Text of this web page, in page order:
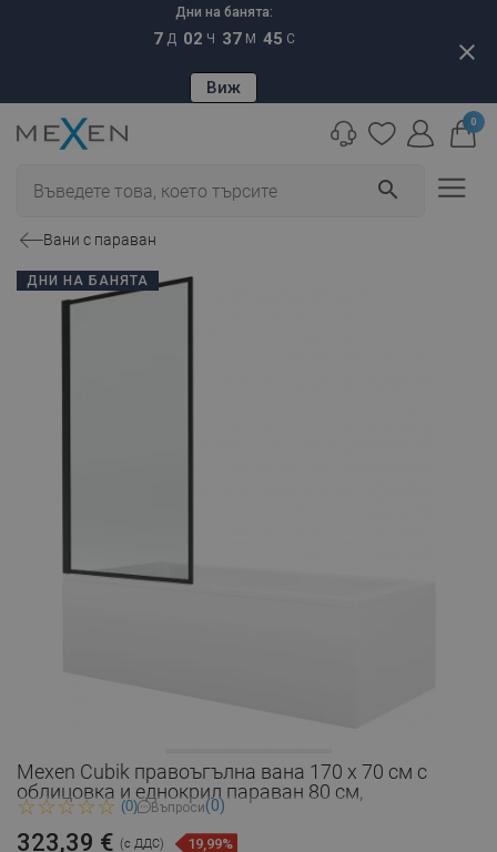
Дни на банята:
7 Д 02 Ч 37 М 44 С
Виж
close
search
0
Вани с параван
ДНИ НА БАНЯТА
Mexen Cubik правоъгълна вана 170 x 70 см с
облицовка и еднокрил параван 80 см,
(0) Въпроси(0)
323,39 € (с ДДС) 19,99%